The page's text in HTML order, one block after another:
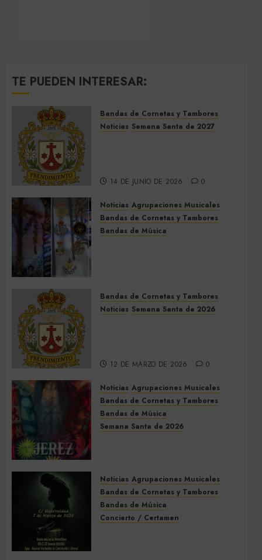
TE PUEDEN INTERESAR:
Bandas de Cornetas y Tambores
Noticias Semana Santa de 2027
14 DE JUNIO DE 2026 0
Noticias Agrupaciones Musicales
Bandas de Cornetas y Tambores
Bandas de Música
9 DE MAYO DE 2026 0
Bandas de Cornetas y Tambores
Noticias Semana Santa de 2026
12 DE MARZO DE 2026 0
Noticias Agrupaciones Musicales
Bandas de Cornetas y Tambores
Bandas de Música
Semana Santa de 2026
5 DE MARZO DE 2026 0
Noticias Agrupaciones Musicales
Bandas de Cornetas y Tambores
Bandas de Música
Concierto / Certamen